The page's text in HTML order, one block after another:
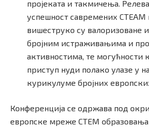
пројеката и такмичења.
успешност савремених СТЕАМ
вишеструко су валоризоване
бројним истраживањима и
активностима, те могућности
приступ нуди полако улазе у
курикулуме бројних
Конференција се одржава под
европске мреже СТЕМ образовања